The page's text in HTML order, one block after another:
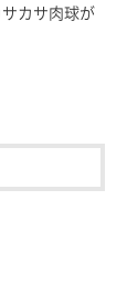
サカサ肉球が